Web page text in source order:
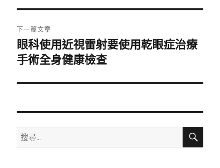
覽
文
章:
下一篇文章
下
一
文
眼科使用近視雷射要使用乾眼症治療
手術全身健康檢查
搜
尋
搜